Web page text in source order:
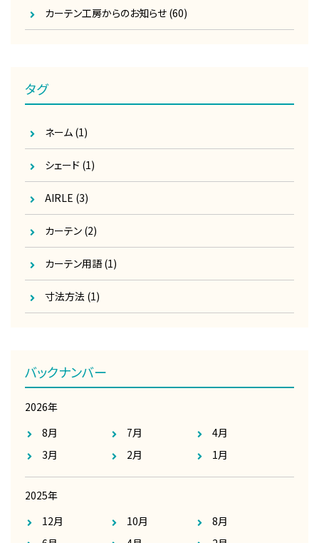
カーテン工房からのお知らせ (60)
タグ
寸法方法 (1)
カーテン用語(1)
カーテン (2)
AIRLE (3)
シェード (1)
ネーム (1)
バックナンバー
2026年
8月
7月
4月
3月
2月 1月
2025年
12月
10月
8月